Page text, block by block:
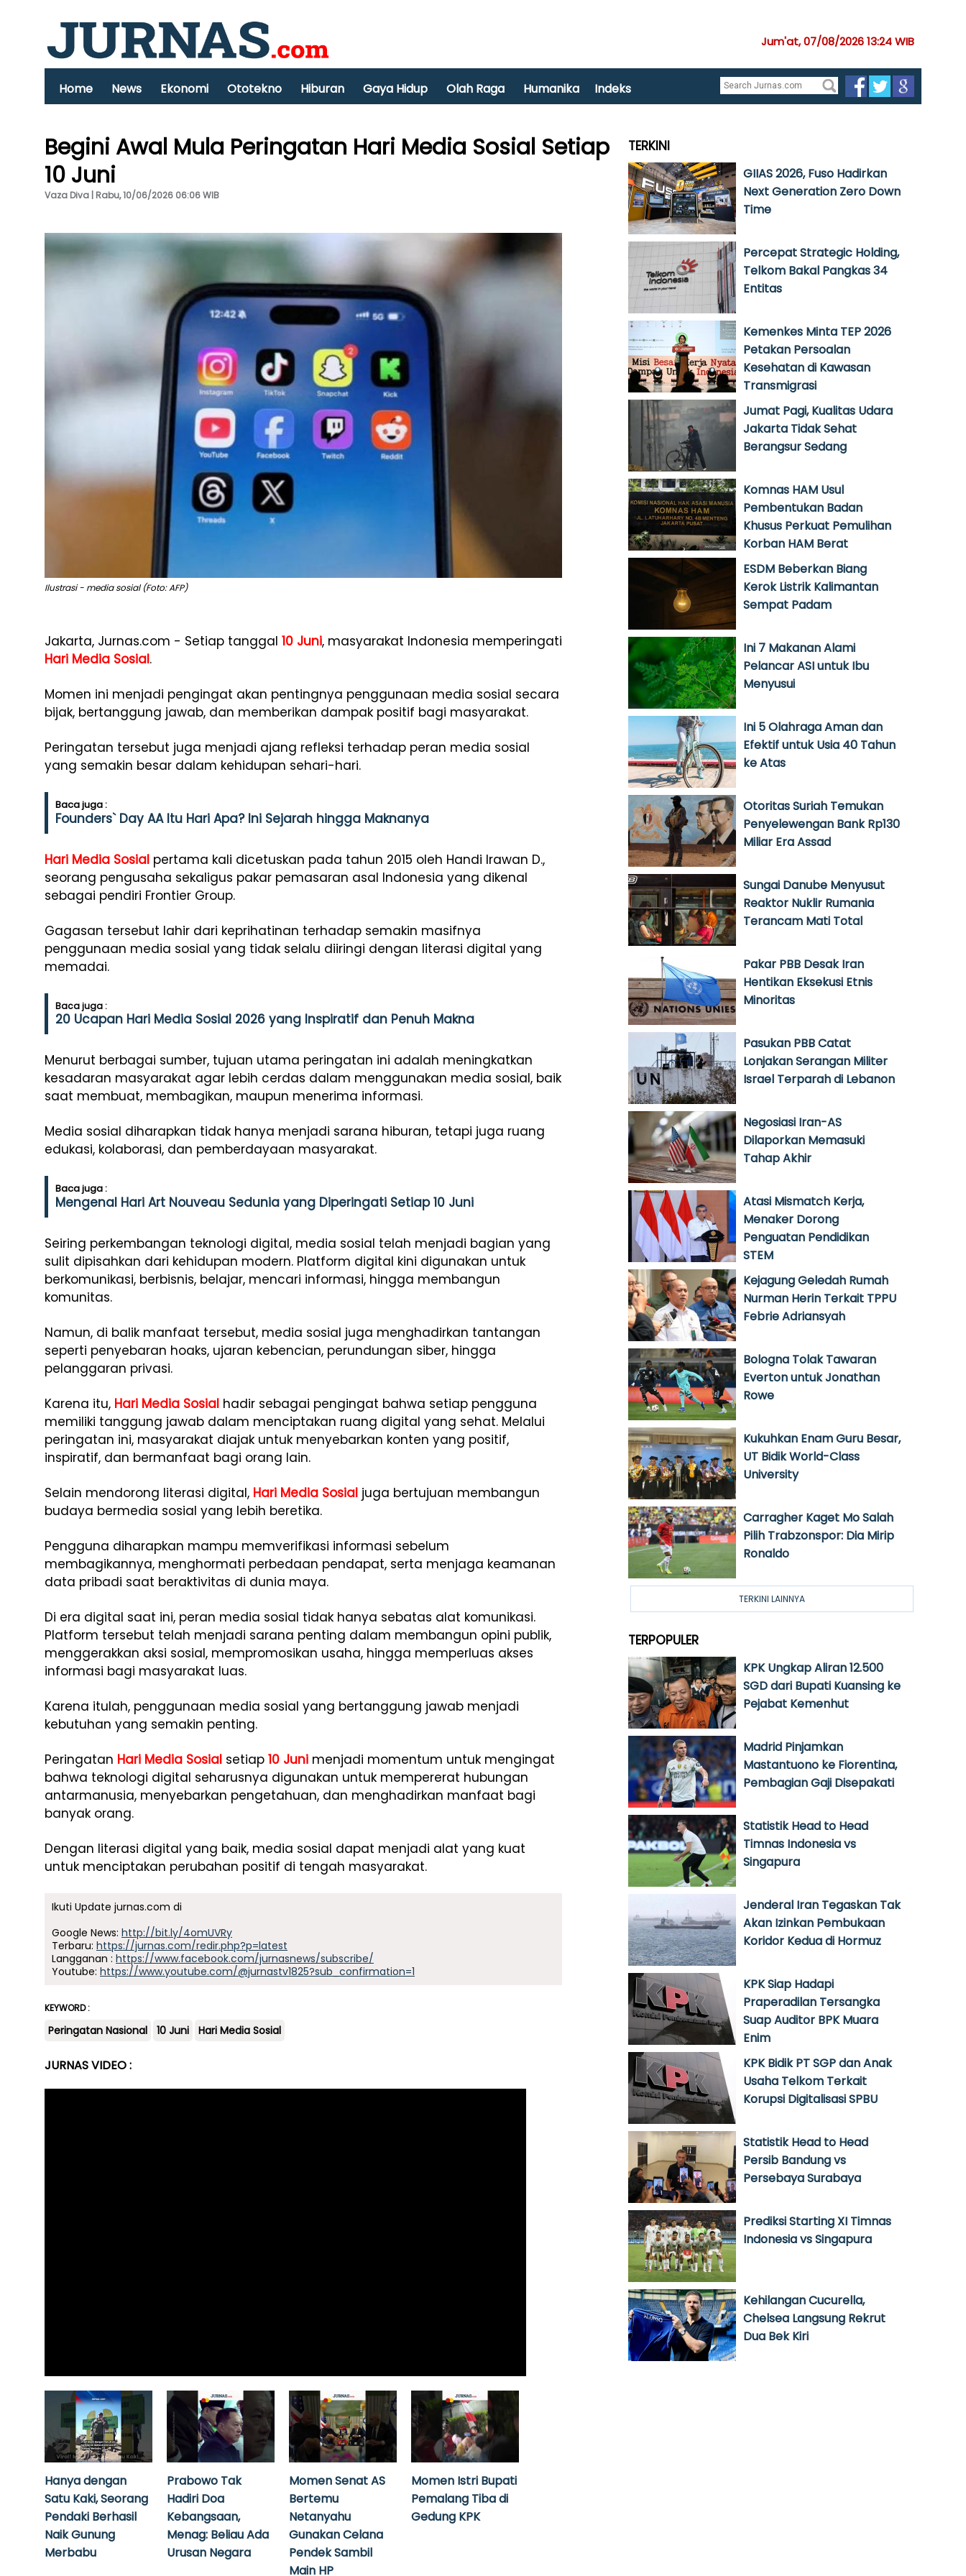
Jum'at, 07/08/2026 13:24 WIB
Home News Ekonomi Ototekno Hiburan Gaya Hidup Olah Raga Humanika Indeks
Begini Awal Mula Peringatan Hari Media Sosial Setiap
10 Juni
Vaza Diva | Rabu, 10/06/2026 06:06 WIB
Ilustrasi - media sosial (Foto: AFP)
Jakarta, Jurnas.com - Setiap tanggal 10 Juni, masyarakat Indonesia memperingati
Hari Media Sosial.
Momen ini menjadi pengingat akan pentingnya penggunaan media sosial secara
bijak, bertanggung jawab, dan memberikan dampak positif bagi masyarakat.
Peringatan tersebut juga menjadi ajang refleksi terhadap peran media sosial
yang semakin besar dalam kehidupan sehari-hari.
Baca juga :
Founders` Day AA Itu Hari Apa? Ini Sejarah hingga Maknanya
Hari Media Sosial pertama kali dicetuskan pada tahun 2015 oleh Handi Irawan D.,
seorang pengusaha sekaligus pakar pemasaran asal Indonesia yang dikenal
sebagai pendiri Frontier Group.
Gagasan tersebut lahir dari keprihatinan terhadap semakin masifnya
penggunaan media sosial yang tidak selalu diiringi dengan literasi digital yang
memadai.
Baca juga :
20 Ucapan Hari Media Sosial 2026 yang Inspiratif dan Penuh Makna
Menurut berbagai sumber, tujuan utama peringatan ini adalah meningkatkan
kesadaran masyarakat agar lebih cerdas dalam menggunakan media sosial, baik
saat membuat, membagikan, maupun menerima informasi.
Media sosial diharapkan tidak hanya menjadi sarana hiburan, tetapi juga ruang
edukasi, kolaborasi, dan pemberdayaan masyarakat.
Baca juga :
Mengenal Hari Art Nouveau Sedunia yang Diperingati Setiap 10 Juni
Seiring perkembangan teknologi digital, media sosial telah menjadi bagian yang
sulit dipisahkan dari kehidupan modern. Platform digital kini digunakan untuk
berkomunikasi, berbisnis, belajar, mencari informasi, hingga membangun
komunitas.
Namun, di balik manfaat tersebut, media sosial juga menghadirkan tantangan
seperti penyebaran hoaks, ujaran kebencian, perundungan siber, hingga
pelanggaran privasi.
Karena itu, Hari Media Sosial hadir sebagai pengingat bahwa setiap pengguna
memiliki tanggung jawab dalam menciptakan ruang digital yang sehat. Melalui
peringatan ini, masyarakat diajak untuk menyebarkan konten yang positif,
inspiratif, dan bermanfaat bagi orang lain.
Selain mendorong literasi digital, Hari Media Sosial juga bertujuan membangun
budaya bermedia sosial yang lebih beretika.
Pengguna diharapkan mampu memverifikasi informasi sebelum
membagikannya, menghormati perbedaan pendapat, serta menjaga keamanan
data pribadi saat beraktivitas di dunia maya.
Di era digital saat ini, peran media sosial tidak hanya sebatas alat komunikasi.
Platform tersebut telah menjadi sarana penting dalam membangun opini publik,
menggerakkan aksi sosial, mempromosikan usaha, hingga memperluas akses
informasi bagi masyarakat luas.
Karena itulah, penggunaan media sosial yang bertanggung jawab menjadi
kebutuhan yang semakin penting.
Peringatan Hari Media Sosial setiap 10 Juni menjadi momentum untuk mengingat
bahwa teknologi digital seharusnya digunakan untuk mempererat hubungan
antarmanusia, menyebarkan pengetahuan, dan menghadirkan manfaat bagi
banyak orang.
Dengan literasi digital yang baik, media sosial dapat menjadi alat yang kuat
untuk menciptakan perubahan positif di tengah masyarakat.
Ikuti Update jurnas.com di
Google News: http://bit.ly/4omUVRy
Terbaru: https://jurnas.com/redir.php?p=latest
Langganan : https://www.facebook.com/jurnasnews/subscribe/
Youtube: https://www.youtube.com/@jurnastv1825?sub_confirmation=1
KEYWORD :
Peringatan Nasional 10 Juni Hari Media Sosial
JURNAS VIDEO :
Hanya dengan
Satu Kaki, Seorang
Pendaki Berhasil
Naik Gunung
Merbabu
Prabowo Tak
Hadiri Doa
Kebangsaan,
Menag: Beliau Ada
Urusan Negara
Momen Senat AS
Bertemu
Netanyahu
Gunakan Celana
Pendek Sambil
Main HP
Momen Istri Bupati
Pemalang Tiba di
Gedung KPK
TERKINI
GIIAS 2026, Fuso Hadirkan
Next Generation Zero Down
Time
Percepat Strategic Holding,
Telkom Bakal Pangkas 34
Entitas
Kemenkes Minta TEP 2026
Petakan Persoalan
Kesehatan di Kawasan
Transmigrasi
Jumat Pagi, Kualitas Udara
Jakarta Tidak Sehat
Berangsur Sedang
Komnas HAM Usul
Pembentukan Badan
Khusus Perkuat Pemulihan
Korban HAM Berat
ESDM Beberkan Biang
Kerok Listrik Kalimantan
Sempat Padam
Ini 7 Makanan Alami
Pelancar ASI untuk Ibu
Menyusui
Ini 5 Olahraga Aman dan
Efektif untuk Usia 40 Tahun
ke Atas
Otoritas Suriah Temukan
Penyelewengan Bank Rp130
Miliar Era Assad
Sungai Danube Menyusut
Reaktor Nuklir Rumania
Terancam Mati Total
Pakar PBB Desak Iran
Hentikan Eksekusi Etnis
Minoritas
Pasukan PBB Catat
Lonjakan Serangan Militer
Israel Terparah di Lebanon
Negosiasi Iran-AS
Dilaporkan Memasuki
Tahap Akhir
Atasi Mismatch Kerja,
Menaker Dorong
Penguatan Pendidikan
STEM
Kejagung Geledah Rumah
Nurman Herin Terkait TPPU
Febrie Adriansyah
Bologna Tolak Tawaran
Everton untuk Jonathan
Rowe
Kukuhkan Enam Guru Besar,
UT Bidik World-Class
University
Carragher Kaget Mo Salah
Pilih Trabzonspor: Dia Mirip
Ronaldo
TERKINI LAINNYA
TERPOPULER
KPK Ungkap Aliran 12.500
SGD dari Bupati Kuansing ke
Pejabat Kemenhut
Madrid Pinjamkan
Mastantuono ke Fiorentina,
Pembagian Gaji Disepakati
Statistik Head to Head
Timnas Indonesia vs
Singapura
Jenderal Iran Tegaskan Tak
Akan Izinkan Pembukaan
Koridor Kedua di Hormuz
KPK Siap Hadapi
Praperadilan Tersangka
Suap Auditor BPK Muara
Enim
KPK Bidik PT SGP dan Anak
Usaha Telkom Terkait
Korupsi Digitalisasi SPBU
Statistik Head to Head
Persib Bandung vs
Persebaya Surabaya
Prediksi Starting XI Timnas
Indonesia vs Singapura
Kehilangan Cucurella,
Chelsea Langsung Rekrut
Dua Bek Kiri